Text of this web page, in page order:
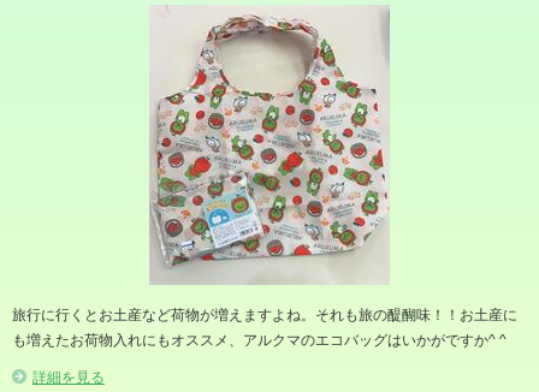
旅行に行くとお土産など荷物が増えますよね。それも旅の醍醐味！！お土産に
も増えたお荷物入れにもオススメ、アルクマのエコバッグはいかがですか^ ^
詳細を見る